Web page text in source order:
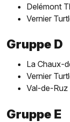
Delémont
Vernier
Gruppe D
La Chaux-
Vernier
Val-de-Ruz
Gruppe E